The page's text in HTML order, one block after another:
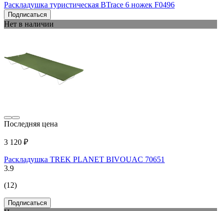
Раскладушка туристическая BTrace 6 ножек F0496
Подписаться
Нет в наличии
Последняя цена
3 120 ₽
Раскладушка TREK PLANET BIVOUAC 70651
3.9
(12)
Подписаться